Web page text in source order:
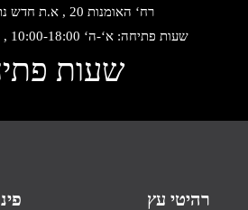
רח‘ האומנות 20 , א.ת חדש נתניה, טלפון:
שעות פתיחה: א‘-ה‘ 10:00-18:00 , שישי: 9:00-14:00
שעות
רהיטי עץ